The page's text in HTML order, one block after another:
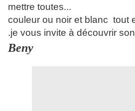
mettre toutes...
couleur ou noir et blanc tout
.je vous invite à découvrir
Beny